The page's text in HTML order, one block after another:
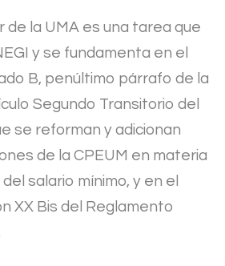
de la UMA es una tarea que
y se fundamenta en el
B, penúltimo párrafo de la
Segundo Transitorio del
se reforman y adicionan
de la CPEUM en materia
salario mínimo, y en el
XX Bis del Reglamento